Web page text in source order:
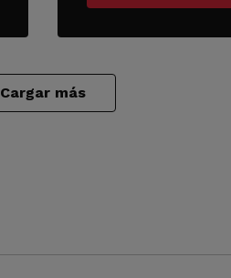
Cargar más